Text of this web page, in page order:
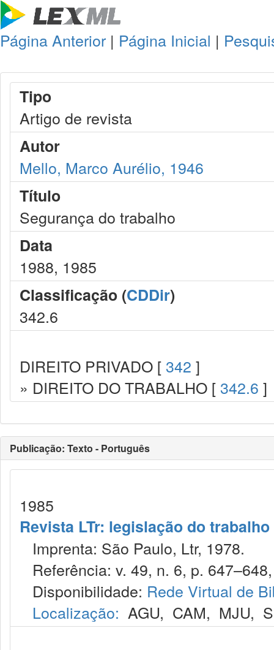
Página Anterior | Página Inicial |
Tipo
Artigo de revista
Autor
Mello, Marco Aurélio, 1946
Título
Segurança do trabalho
Data
1988, 1985
Classificação (CDDir)
342.6
DIREITO PRIVADO [ 342 ]
» DIREITO DO TRABALHO [ 342.6 ]
Publicação: Texto - Português
1985
Revista LTr: legislação do trabalho
Imprenta: São Paulo, Ltr, 1978.
Referência: v. 49, n. 6, p.
Disponibilidade: Rede Virtual de
Localização: AGU, CAM, MJU,